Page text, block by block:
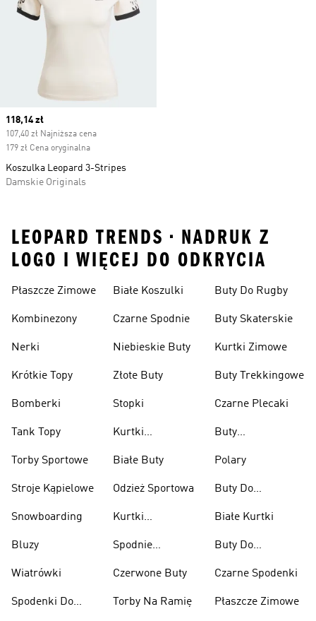
Current price
118,14 zł
107,40 zł Najniższa cena
179 zł Cena oryginalna
Koszulka Leopard 3-Stripes
Damskie Originals
LEOPARD TRENDS • NADRUK Z
LOGO I WIĘCEJ DO ODKRYCIA
Płaszcze Zimowe
Kombinezony
Nerki
Krótkie Topy
Bomberki
Tank Topy
Torby Sportowe
Stroje Kąpielowe
Snowboarding
Bluzy
Wiatrówki
Spodenki Do
Białe Koszulki
Czarne Spodnie
Niebieskie Buty
Złote Buty
Stopki
Kurtki
Białe Buty
Odzież Sportowa
Kurtki
Spodnie
Czerwone Buty
Torby Na Ramię
Buty Do Rugby
Buty Skaterskie
Kurtki Zimowe
Buty Trekkingowe
Czarne Plecaki
Buty
Polary
Buty Do
Ciężarów
Białe Kurtki
Buty Do
Czarne Spodenki
Płaszcze Zimowe